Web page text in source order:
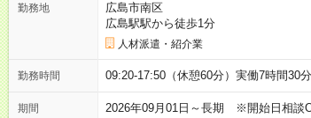
勤務地
広島市南区
広島駅駅から徒歩1分
人材派遣・紹介業
勤務時間 09:20-17:50（休憩60分）実働7時間30
期間 2026年09月01日～長期 ※開始日相